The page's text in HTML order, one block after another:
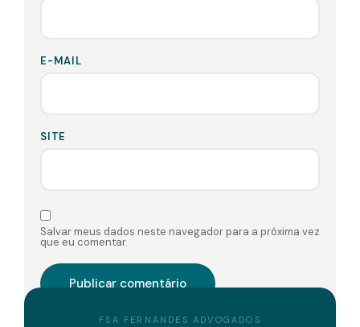
E-MAIL
SITE
Salvar meus dados neste navegador para a próxima vez
que eu comentar.
FSA FERNANDES ADVOGADOS